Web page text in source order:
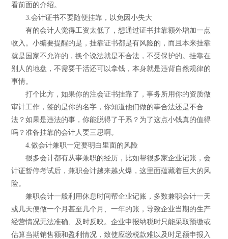
看前面的介绍。
3.会计证书不要随便挂靠，以免因小失大
有的会计人觉得工资太低了，想通过证书挂靠额外增加一点
收入。小编要提醒的是，挂靠证书都是有风险的，而且本来挂靠
就是国家不允许的，换个说法就是不合法，不受保护的。挂靠在
别人的地盘，不需要干活还可以拿钱，本身就是违背自然规律的
事情。
打个比方，如果你的注会证书挂靠了，事务所用你的资质做
审计工作，签的是你的名字，你知道他们做的事合法还是不合
法？如果是违法的事，你能脱得了干系？为了这点小钱真的值得
吗？准备挂靠的会计人要三思啊。
4.做会计兼职一定要明白里面的风险
很多会计都有从事兼职的经历，比如帮很多家企业记账，会
计证暂停考试后，兼职会计越来越火爆，这里面蕴藏着巨大的风
险。
兼职会计一般利用休息时间帮企业记账，多数兼职会计一天
或几天便做一个月甚至几个月、一年的账，导致企业当期的生产
经营情况无法准确、及时反映。企业申报纳税时只能采取预缴或
估算当期销售额和盈利情况，致使应缴税款难以及时足额申报入